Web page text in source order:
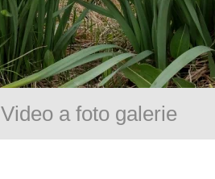
Video a foto galerie